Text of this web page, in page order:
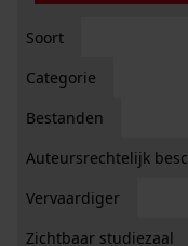
Soort
Categorie
Bestanden
Auteursrechtelijk
Vervaardiger
Zichtbaar studiezaal